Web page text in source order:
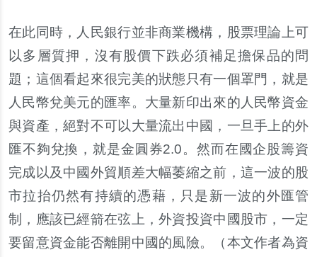
在此同時，人民銀行並非商業機構，股票理論上可
以多層質押，沒有股價下跌必須補足擔保品的問
題；這個看起來很完美的狀態只有一個罩門，就是
人民幣兌美元的匯率。大量新印出來的人民幣資金
與資產，絕對不可以大量流出中國，一旦手上的外
匯不夠兌換，就是金圓券2.0。然而在國企股籌資
完成以及中國外貿順差大幅萎縮之前，這一波的股
市拉抬仍然有持續的憑藉，只是新一波的外匯管
制，應該已經箭在弦上，外資投資中國股市，一定
要留意資金能否離開中國的風險。（本文作者為資